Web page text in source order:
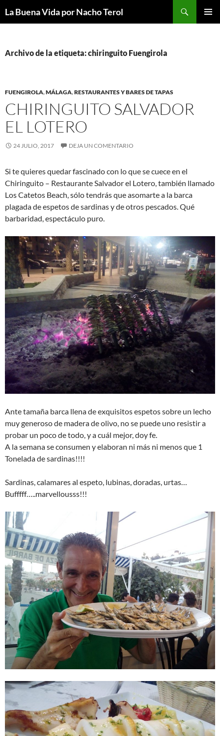
La Buena Vida por Nacho Terol
Archivo de la etiqueta: chiringuito Fuengirola
FUENGIROLA,MÁLAGA,RESTAURANTES Y BARES DE TAPAS
CHIRINGUITO SALVADOR
EL LOTERO
24 JULIO, 2017 DEJA UN COMENTARIO
Si te quieres quedar fascinado con lo que se cuece en el
Chiringuito – Restaurante Salvador el Lotero, también llamado
Los Catetos Beach, sólo tendrás que asomarte a la barca
plagada de espetos de sardinas y de otros pescados. Qué
barbaridad, espectáculo puro.
Ante tamaña barca llena de exquisitos espetos sobre un lecho
muy generoso de madera de olivo, no se puede uno resistir a
probar un poco de todo, y a cuál mejor, doy fe.
A la semana se consumen y elaboran ni más ni menos que 1
Tonelada de sardinas!!!!
Sardinas, calamares al espeto, lubinas, doradas, urtas…
Bufffff…..marvellousss!!!